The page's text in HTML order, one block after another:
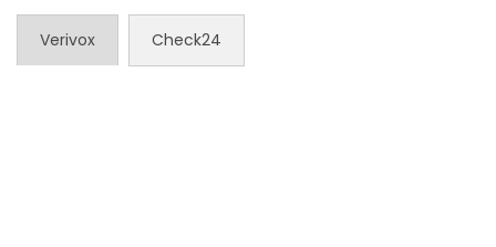
Verivox Check24